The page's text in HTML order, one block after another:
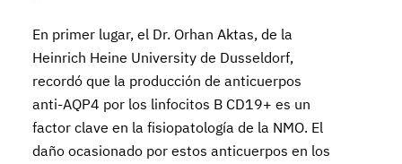
En primer lugar, el Dr. Orhan Aktas, de la
Heinrich Heine University de Dusseldorf,
recordó que la producción de anticuerpos
anti-AQP4 por los linfocitos B CD19+ es un
factor clave en la fisiopatología de la NMO. El
daño ocasionado por estos anticuerpos en los